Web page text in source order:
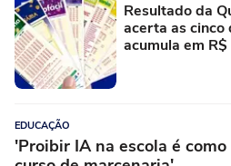
Resultado da
acerta as cinco
acumula em
EDUCAÇÃO
'Proibir IA na escola é